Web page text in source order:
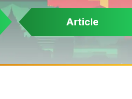
Article